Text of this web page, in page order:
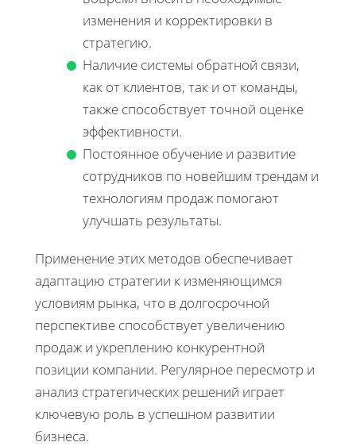
изменения и корректировки в
стратегию.
Наличие системы обратной связи,
как от клиентов, так и от команды,
также способствует точной оценке
эффективности.
Постоянное обучение и развитие
сотрудников по новейшим трендам и
технологиям продаж помогают
улучшать результаты.
Применение этих методов обеспечивает
адаптацию стратегии к изменяющимся
условиям рынка, что в долгосрочной
перспективе способствует увеличению
продаж и укреплению конкурентной
позиции компании. Регулярное пересмотр и
анализ стратегических решений играет
ключевую роль в успешном развитии
бизнеса.